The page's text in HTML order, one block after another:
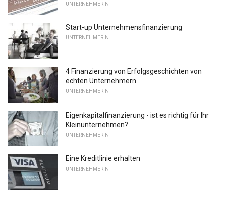
UNTERNEHMERIN
Start-up Unternehmensfinanzierung
UNTERNEHMERIN
4 Finanzierung von Erfolgsgeschichten von
echten Unternehmern
UNTERNEHMERIN
Eigenkapitalfinanzierung - ist es richtig für Ihr
Kleinunternehmen?
UNTERNEHMERIN
Eine Kreditlinie erhalten
UNTERNEHMERIN